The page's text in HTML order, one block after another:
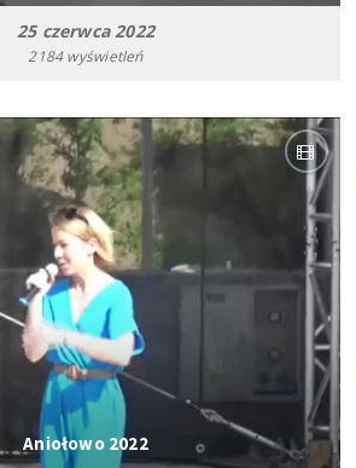
25 czerwca 2022
2184 wyświetleń
Aniołowo 2022